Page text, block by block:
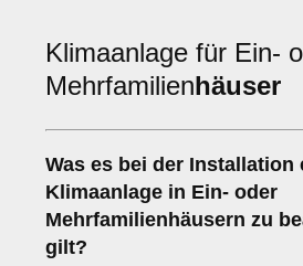
Klimaanlage für Ein-
Mehrfamilienhäuser
Was es bei der Installation
Klimaanlage in Ein- oder
Mehrfamilienhäusern zu
gilt?